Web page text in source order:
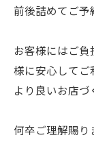
前後詰めてご予
お客様にはご
様に安心してご
より良いお店づ
何卒ご理解賜り